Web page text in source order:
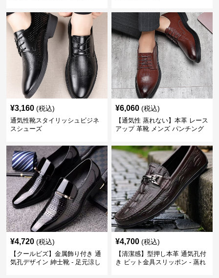
¥3,160 (税込)
通気性靴スタイリッシュビジネ
スシューズ
¥6,060 (税込)
【通気性 蒸れない】本革 レース
アップ 革靴 メンズ パンチング
い 営業
¥4,720 (税込)
【クールビズ】金属飾り付き 通
気孔デザイン 紳士靴 - 足元涼し
¥4,700 (税込)
【清潔感】型押し本革 通気孔付
き ビット金具スリッポン - 蒸れ